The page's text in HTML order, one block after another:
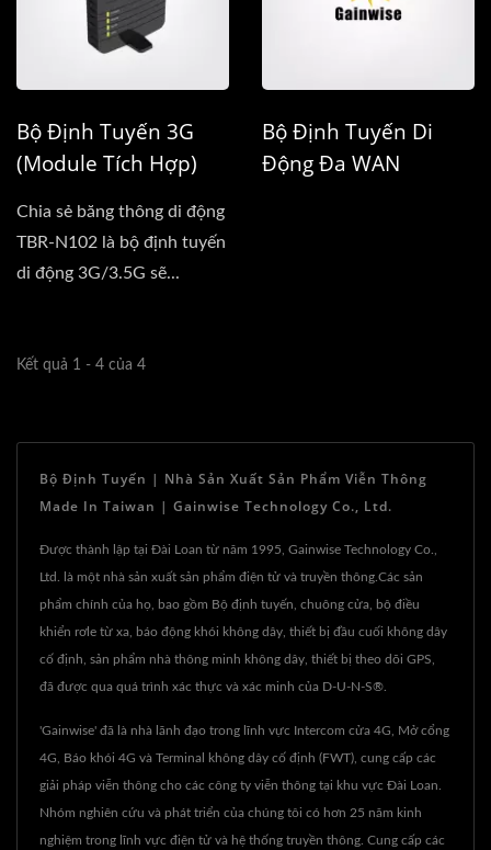
Bộ Định Tuyến 3G
(Module Tích Hợp)
Chia sẻ băng thông di động
TBR-N102 là bộ định tuyến
di động 3G/3.5G sẽ...
Bộ Định Tuyến Di
Động Đa WAN
Kết quả 1 - 4 của 4
Bộ Định Tuyến | Nhà Sản Xuất Sản Phẩm Viễn Thông
Made In Taiwan | Gainwise Technology Co., Ltd.
Được thành lập tại Đài Loan từ năm 1995, Gainwise Technology Co.,
Ltd. là một nhà sản xuất sản phẩm điện tử và truyền thông.Các sản
phẩm chính của họ, bao gồm Bộ định tuyến, chuông cửa, bộ điều
khiển rơle từ xa, báo động khói không dây, thiết bị đầu cuối không dây
cố định, sản phẩm nhà thông minh không dây, thiết bị theo dõi GPS,
đã được qua quá trình xác thực và xác minh của D-U-N-S®.
'Gainwise' đã là nhà lãnh đạo trong lĩnh vực Intercom cửa 4G, Mở cổng
4G, Báo khói 4G và Terminal không dây cố định (FWT), cung cấp các
giải pháp viễn thông cho các công ty viễn thông tại khu vực Đài Loan.
Nhóm nghiên cứu và phát triển của chúng tôi có hơn 25 năm kinh
nghiệm trong lĩnh vực điện tử và hệ thống truyền thông. Cung cấp các